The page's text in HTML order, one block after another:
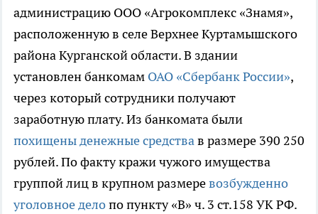
администрацию ООО «Агрокомплекс «Знамя»,
расположенную в селе Верхнее Куртамышского
района Курганской области. В здании
установлен банкомам ОАО «Сбербанк России»,
через который сотрудники получают
заработную плату. Из банкомата были
похищены денежные средствав размере 390 250
рублей. По факту кражи чужого имущества
группой лиц в крупном размеревозбужденно
уголовное делопо пункту «В» ч. 3 ст.158 УК РФ.